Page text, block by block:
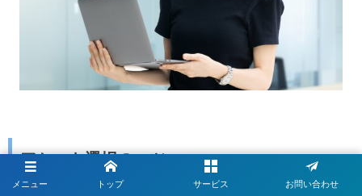
アセット選択のコツ
メニュー トップ サービス お問い合わせ